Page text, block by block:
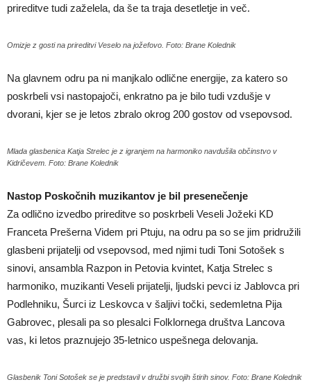
prireditve tudi zaželela, da še ta traja desetletje in več.
Omizje z gosti na prireditvi Veselo na jožefovo. Foto: Brane Kolednik
Na glavnem odru pa ni manjkalo odlične energije, za katero so
poskrbeli vsi nastopajoči, enkratno pa je bilo tudi vzdušje v
dvorani, kjer se je letos zbralo okrog 200 gostov od vsepovsod.
Mlada glasbenica Katja Strelec je z igranjem na harmoniko navdušila občinstvo v
Kidričevem. Foto: Brane Kolednik
Nastop Poskočnih muzikantov je bil presenečenje
Za odlično izvedbo prireditve so poskrbeli Veseli Jožeki KD
Franceta Prešerna Videm pri Ptuju, na odru pa so se jim pridružili
glasbeni prijatelji od vsepovsod, med njimi tudi Toni Sotošek s
sinovi, ansambla Razpon in Petovia kvintet, Katja Strelec s
harmoniko, muzikanti Veseli prijatelji, ljudski pevci iz Jablovca pri
Podlehniku, Šurci iz Leskovca v šaljivi točki, sedemletna Pija
Gabrovec, plesali pa so plesalci Folklornega društva Lancova
vas, ki letos praznujejo 35-letnico uspešnega delovanja.
Glasbenik Toni Sotošek se je predstavil v družbi svojih štirih sinov. Foto: Brane Kolednik